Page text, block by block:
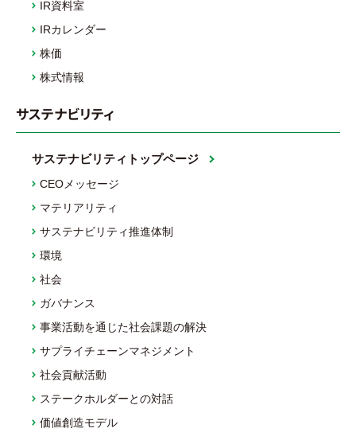
IR資料室
IRカレンダー
株価
株式情報
サステナビリティ
サステナビリティトップページ
CEOメッセージ
マテリアリティ
サステナビリティ推進体制
環境
社会
ガバナンス
事業活動を通じた社会課題の解決
サプライチェーンマネジメント
社会貢献活動
ステークホルダーとの対話
価値創造モデル